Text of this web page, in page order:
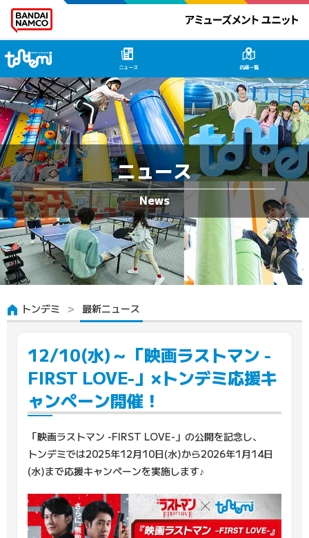
ニュース 店舗一覧
ニュース
トンデミ 最新ニュース
12/10(水)～「映画ラストマン -
FIRST LOVE-」×トンデミ応援キ
ャンペーン開催！
「映画ラストマン -FIRST LOVE-」の公開を記念し、
トンデミでは2025年12月10日(水)から2026年1月14日
(水)まで応援キャンペーンを実施します♪